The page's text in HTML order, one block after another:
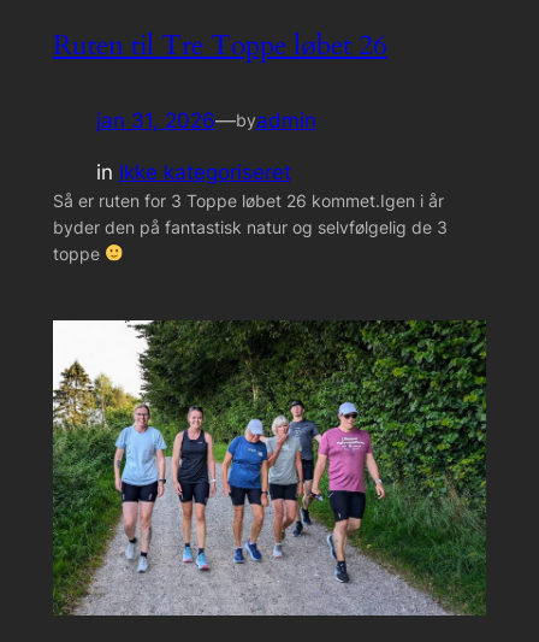
Ruten til Tre Toppe løbet 26
jan 31, 2026—byadmin
in Ikke kategoriseret
Så er ruten for 3 Toppe løbet 26 kommet.Igen i år
byder den på fantastisk natur og selvfølgelig de 3
toppe